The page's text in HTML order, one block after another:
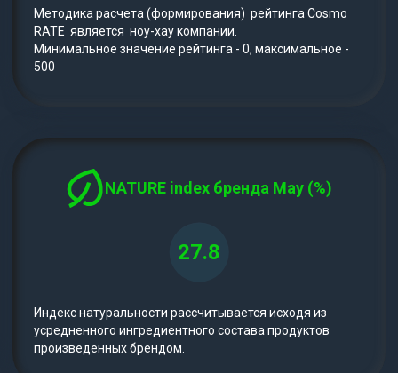
Методика расчета (формирования) рейтинга Cosmo
RATE является ноу-хау компании.
Минимальное значение рейтинга - 0, максимальное -
500
NATURE index бренда May (%)
27.8
Индекс натуральности рассчитывается исходя из
усредненного ингредиентного состава продуктов
произведенных брендом.